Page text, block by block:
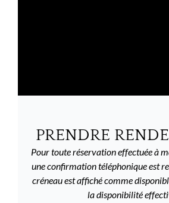
PRENDRE
Pour toute réservation effectuée à
une confirmation téléphonique est
créneau est affiché comme
la disponibilité